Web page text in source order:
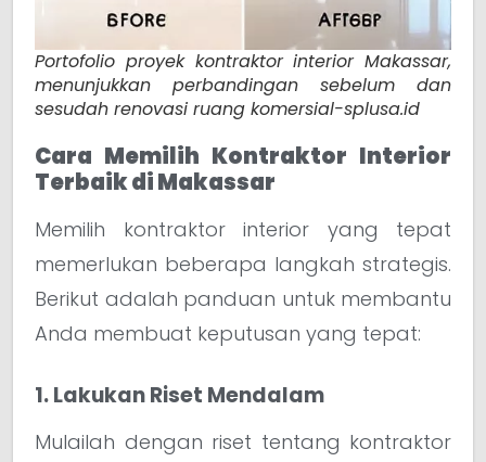
Portofolio proyek kontraktor interior Makassar,
menunjukkan perbandingan sebelum dan
sesudah renovasi ruang komersial-splusa.id
Cara Memilih Kontraktor Interior
Terbaik di Makassar
Memilih kontraktor interior yang tepat
memerlukan beberapa langkah strategis.
Berikut adalah panduan untuk membantu
Anda membuat keputusan yang tepat:
1. Lakukan Riset Mendalam
Mulailah dengan riset tentang kontraktor